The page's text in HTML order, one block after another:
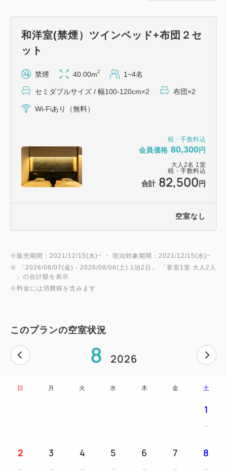
す。
季節に合せたヘルシーなお粥と共に、お箸が進む小鉢
やおかずをご用意します。「お食事処 水仙」にて
[ご利用時間] 7:00～9:00
■禅の体験（柏樹關に宿泊のお客様は無料で体験がで
きます。）
【坐禅体験】
・15:30より大本山永平寺で開催
その場合ご予約順で人数制限を設ける場合がござい
【朝のおつとめ】
・早朝より大本山永平寺で開催
日の出前からたくさんの僧侶が務める「朝のおつと
る場合があります。特に、成道会や涅槃会のある12
月前半、2月前半には、朝のおつとめには参加でき
ず、別プログラムでのご案内になります。
【柏樹關 開也の間での体験】
税・手数料込
会員価格 80,300円
大人 2名 1 室
税・手数料込
合計 82,500 円
和洋室(禁煙）ツインベッド+布団２セ
ット
禁煙 40.00m2 1~4名
セミダブルサイズ / 幅100-120cm×2 布団×2
Wi-Fiあり（無料）
空室なし
※販売期間：2021/12/15(水)~ ・ 宿泊対象期間：2021/12/15(水)~
※ 「 2026/08/07(金) - 2026/08/08(土) 1泊2日 」 「客室1室 大人2人
」の合計額を表示
※料金には消費税を含みます
このプランの空室状況
8 2026
日 月 火 水 木 金 土
1
2 3 4 5 6 7 8